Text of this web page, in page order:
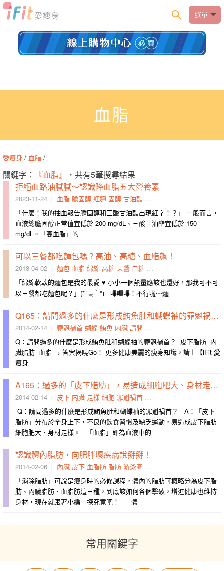
選單
血脂
愛瘦身 / 血脂 /
關鍵字： 『血脂』
，共有5筆搜尋結果
拒絕血路油膩膩～認識降血脂五大營養素
2023-11-24 血脂 膽固醇 紅麴 固醇 甘油酯 血路
「什麼！我的抽血報告膽固醇和三酸甘油酯出現紅字！？」 一般而言，
血液總膽固醇正常值宜低於 200 mg/dL、三酸甘油酯宜低於 150
mg/dL。「高血脂」的
可以三餐都吃麵包嗎？高油、高糖、血脂飆！
2018-04-02 麵包 血脂 綿綿 高糖 果醬 白糖 高油
「綿綿軟軟的麵包是我的最愛 ♥ 小小一個熱量應該也還好，那我可不可
以三餐都吃麵包呢？」(*´﹃｀*) 嗶嗶嗶！不行啦～麵
Q165：請問過多的什麼是形成鮪魚肚和蝴蝶袖的罪魁禍首？
2014-02-14 罪魁禍首 蝴蝶 鮪魚 内臟 請問 血脂
Q：請問過多的什麼是形成鮪魚肚和蝴蝶袖的罪魁禍首？ 皮下脂肪 内
臟脂肪 血脂 → 答案揭曉Go！ 更多健康美麗的瘦身知識，請上【iFit 愛
瘦身
A165：過多的「皮下脂肪」，易造成細胞肥大、身材走樣。
2014-02-14 皮下 内臟 走樣 細胞 罪魁禍首 脂肪
​​ Q：請問過多的什麼是形成鮪魚肚和蝴蝶袖的罪魁禍首？ A：「皮下
脂肪」分布於全身上下，不良的飲食習慣及缺乏運動，易造成皮下脂肪
細胞肥大、身材走樣。 「血脂」即為血液中的
認識體內脂肪，向肥胖壞疾病說掰掰！
2014-02-06 內臟 皮下 血脂肪 脂肪 游泳圈 體內
「消除脂肪」可說是瘦身時的必修課程，體內的脂肪可概略分為皮下脂
肪、內臟脂肪、血脂肪這三種，到底該如何各個擊破，增進健康也維持
身材，現在就跟著小編一探究竟吧！ 體
常用關鍵字